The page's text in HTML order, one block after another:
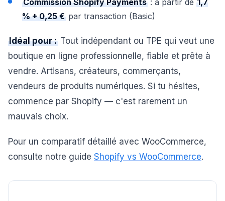
Commission Shopify Payments : à partir de 1,7
% + 0,25 € par transaction (Basic)
Idéal pour : Tout indépendant ou TPE qui veut une
boutique en ligne professionnelle, fiable et prête à
vendre. Artisans, créateurs, commerçants,
vendeurs de produits numériques. Si tu hésites,
commence par Shopify — c'est rarement un
mauvais choix.
Pour un comparatif détaillé avec WooCommerce,
consulte notre guide Shopify vs WooCommerce.